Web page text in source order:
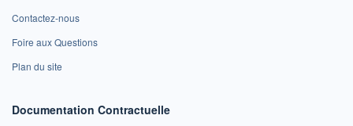
Contactez-nous
Foire aux Questions
Plan du site
Documentation Contractuelle